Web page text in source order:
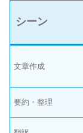
シーン
文章作成
要約・整理